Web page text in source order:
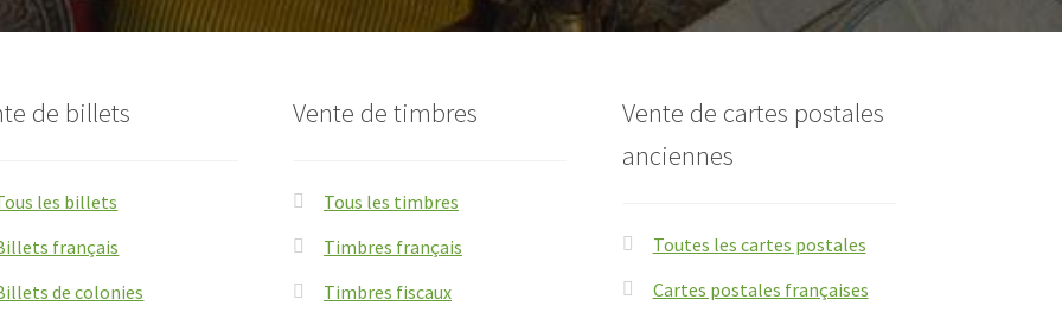
de billets
les billets
français
de colonies
Vente de timbres
Tous les timbres
Timbres français
Timbres fiscaux
Vente de cartes postales
anciennes
Toutes les cartes postales
Cartes postales françaises